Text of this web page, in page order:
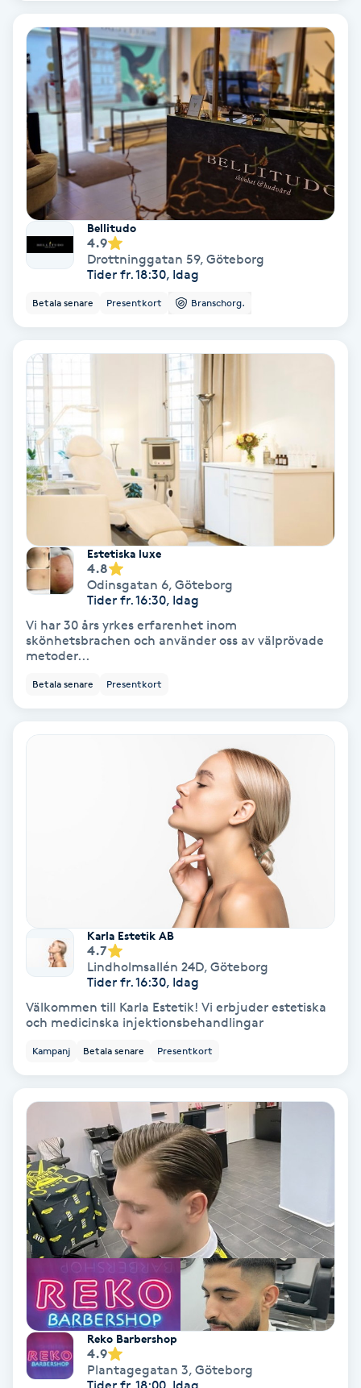
IPL hårborttagning
IR-massage
Japansk massage
Katun fransar
Kinesiologi
Kinesisk medicin
Kiropraktik
Klippning
Klippning & Slingor
Klippning ungdom
Kosmetisk tatuering
Käkledsbehandling
Kärlbehandling
Laserbehandling
Lashlift Keratin
Liktornar
LPG
LPG-behandling
LPG-massage
Luggklippning
Bellitudo
4.9
Drottninggatan 59, Göteborg
Tider fr. 18:30, Idag
Betala senare Presentkort Branschorg.
Estetiska luxe
4.8
Odinsgatan 6, Göteborg
Tider fr. 16:30, Idag
Vi har 30 års yrkes erfarenhet inom
skönhetsbrachen och använder oss av välprövade
metoder...
Betala senare Presentkort
Karla Estetik AB
4.7
Lindholmsallén 24D, Göteborg
Tider fr. 16:30, Idag
Välkommen till Karla Estetik! Vi erbjuder estetiska
och medicinska injektionsbehandlingar
Kampanj Betala senare Presentkort
Reko Barbershop
4.9
Plantagegatan 3, Göteborg